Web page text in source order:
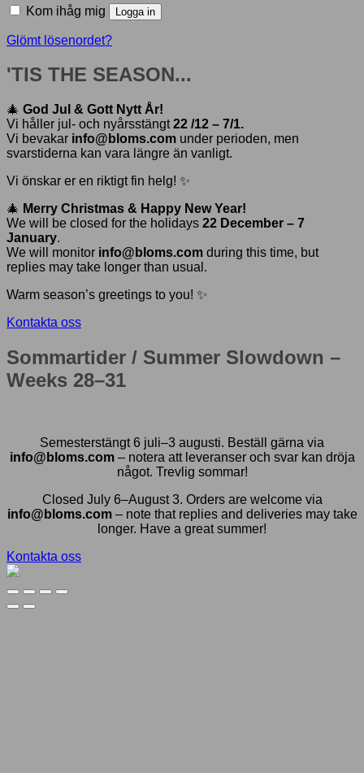
Kom ihåg mig Logga in
Glömt lösenordet?
'TIS THE SEASON...
🎄 God Jul & Gott Nytt År!
Vi håller jul- och nyårsstängt22 /12 – 7/1.
Vi bevakar info@bloms.com under perioden, men
svarstiderna kan vara längre än vanligt.
Vi önskar er en riktigt fin helg! ✨
🎄 Merry Christmas & Happy New Year!
We will be closed for the holidays 22 December – 7
January.
We will monitor info@bloms.com during this time, but
replies may take longer than usual.
Warm season’s greetings to you! ✨
Kontakta oss
Sommartider / Summer Slowdown –
Weeks 28–31
Semesterstängt 6 juli–3 augusti. Beställ gärna via
info@bloms.com– notera att leveranser och svar kan dröja
något. Trevlig sommar!
Closed July 6–August 3. Orders are welcome via
info@bloms.com– note that replies and deliveries may take
longer. Have a great summer!
Kontakta oss